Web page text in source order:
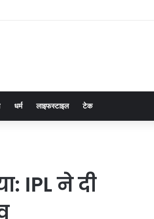
चेक, प्रमाण पत्र और सांकेतिक चाबियां सौंपी
धर्म लाइफस्टाइल टेक
IPL ने दी